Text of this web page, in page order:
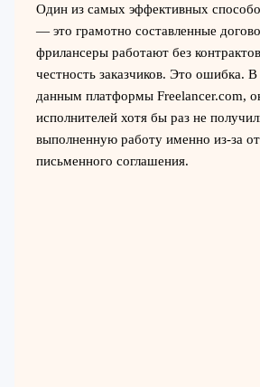
Один из самых эффективных
— это грамотно составленные
фрилансеры работают без
честность заказчиков. Это ошибка.
данным платформы Freelancer.com,
исполнителей хотя бы раз не
выполненную работу именно из-за
письменного соглашения.